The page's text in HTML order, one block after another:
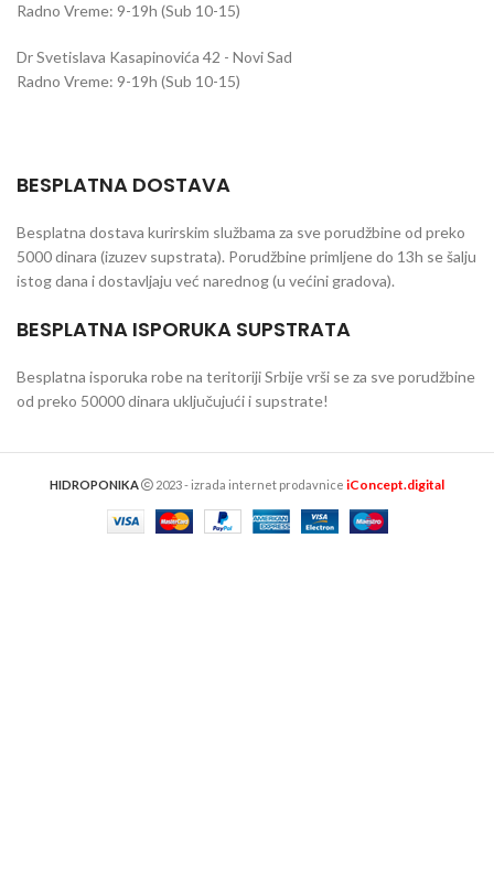
Radno Vreme: 9-19h (Sub 10-15)
Dr Svetislava Kasapinovića 42 - Novi Sad
Radno Vreme: 9-19h (Sub 10-15)
BESPLATNA DOSTAVA
Besplatna dostava kurirskim službama za sve porudžbine od preko
5000 dinara (izuzev supstrata). Porudžbine primljene do 13h se šalju
istog dana i dostavljaju već narednog (u većini gradova).
BESPLATNA ISPORUKA SUPSTRATA
Besplatna isporuka robe na teritoriji Srbije vrši se za sve porudžbine
od preko 50000 dinara uključujući i supstrate!
HIDROPONIKA 2023 - izrada internet prodavnice iConcept.digital